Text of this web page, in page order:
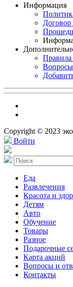
Информация
Правила
Copyright © 2023
Войти
Еда
Развлечения
Красота и
Детям
Авто
Обучение
Товары
Разное
Подарочные
Карта акций
Вопросы и
Контакты